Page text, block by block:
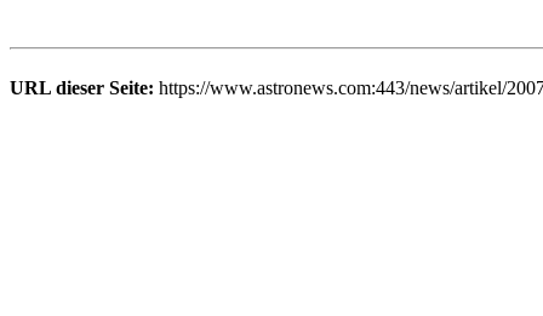
URL dieser Seite: https://www.astronews.com:443/news/artikel/